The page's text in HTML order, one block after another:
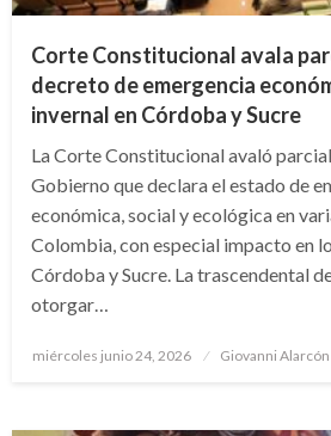
Corte Constitucional avala
decreto de emergencia
invernal en Córdoba y Sucre
La Corte Constitucional avaló
Gobierno que declara el estado de
económica, social y ecológica en
Colombia, con especial impacto en
Córdoba y Sucre. La trascendental
otorgar…
Publicado
miércoles junio 24, 2026 Giovanni